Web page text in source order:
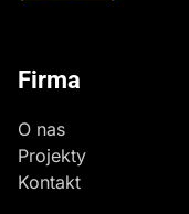
Firma
O nas
Projekty
Kontakt